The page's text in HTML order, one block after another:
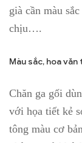
già cần màu
chịu….
Màu sắc, hoa
Chăn ga gối
với họa tiết kẻ
tông màu cơ